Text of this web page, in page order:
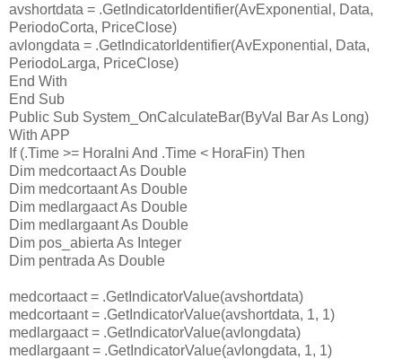
avshortdata = .GetIndicatorIdentifier(AvExponential, Data,
PeriodoCorta, PriceClose)
avlongdata = .GetIndicatorIdentifier(AvExponential, Data,
PeriodoLarga, PriceClose)
End With
End Sub
Public Sub System_OnCalculateBar(ByVal Bar As Long)
With APP
If (.Time >= HoraIni And .Time < HoraFin) Then
Dim medcortaact As Double
Dim medcortaant As Double
Dim medlargaact As Double
Dim medlargaant As Double
Dim pos_abierta As Integer
Dim pentrada As Double
medcortaact = .GetIndicatorValue(avshortdata)
medcortaant = .GetIndicatorValue(avshortdata, 1, 1)
medlargaact = .GetIndicatorValue(avlongdata)
medlargaant = .GetIndicatorValue(avlongdata, 1, 1)